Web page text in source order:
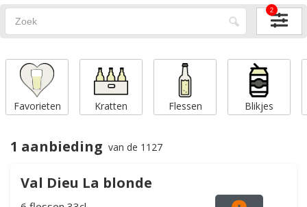
2
Favorieten Kratten Flessen Blikjes
1 aanbieding van de 1127
Val Dieu La blonde